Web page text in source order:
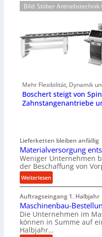
Bild: Stöber Antriebstechnik
Mehr Flexibilität, Dynamik
Boschert steigt von
Zahnstangenantriebe
Lieferketten bleiben anfällig
Materialversorgung
Weniger Unternehmen
der Beschaffung von
Weiterlesen:
M
a
t
e
r
i
Auftragseingang 1. Halbjahr
Maschinenbau-
Die Unternehmen im
können in Summe auf
Halbjahr…